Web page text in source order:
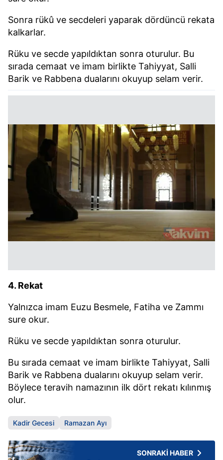
Sonra rükû ve secdeleri yaparak dördüncü rekata
kalkarlar.
Rüku ve secde yapıldıktan sonra oturulur. Bu
sırada cemaat ve imam birlikte Tahiyyat, Salli
Barik ve Rabbena dualarını okuyup selam verir.
4. Rekat
Yalnızca imam Euzu Besmele, Fatiha ve Zammı
sure okur.
Rüku ve secde yapıldıktan sonra oturulur.
Bu sırada cemaat ve imam birlikte Tahiyyat, Salli
Barik ve Rabbena dualarını okuyup selam verir.
Böylece teravih namazının ilk dört rekatı kılınmış
olur.
Kadir Gecesi Ramazan Ayı
SONRAKİ HABER